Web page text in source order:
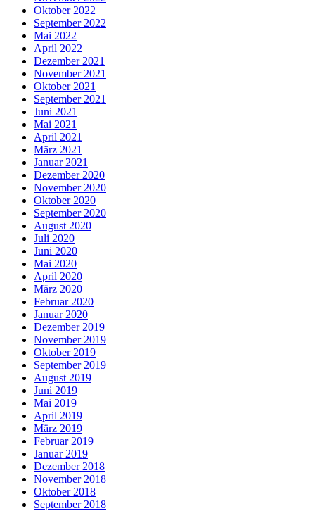
Oktober 2022
September 2022
Mai 2022
April 2022
Dezember 2021
November 2021
Oktober 2021
September 2021
Juni 2021
Mai 2021
April 2021
März 2021
Januar 2021
Dezember 2020
November 2020
Oktober 2020
September 2020
August 2020
Juli 2020
Juni 2020
Mai 2020
April 2020
März 2020
Februar 2020
Januar 2020
Dezember 2019
November 2019
Oktober 2019
September 2019
August 2019
Juni 2019
Mai 2019
April 2019
März 2019
Februar 2019
Januar 2019
Dezember 2018
November 2018
Oktober 2018
September 2018